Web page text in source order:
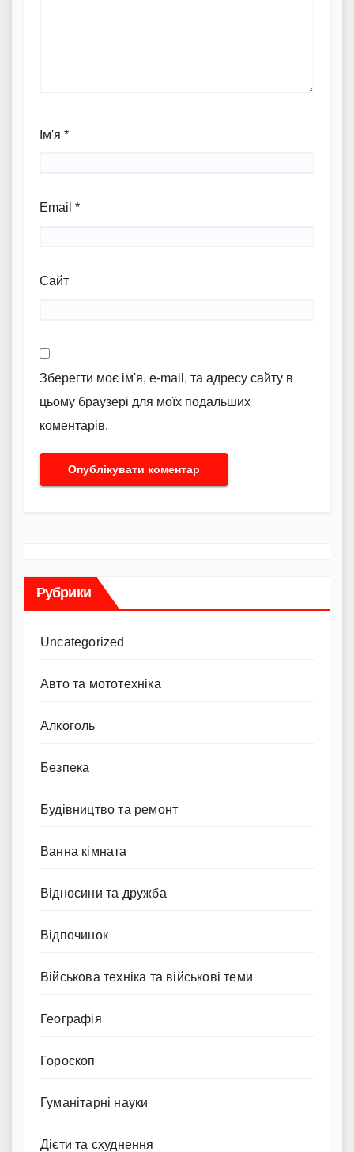
Ім'я *
Email *
Сайт
Зберегти моє ім'я, e-mail, та адресу сайту в
цьому браузері для моїх подальших
коментарів.
Рубрики
Uncategorized
Авто та мототехніка
Алкоголь
Безпека
Будівництво та ремонт
Ванна кімната
Відносини та дружба
Відпочинок
Військова техніка та військові теми
Географія
Гороскоп
Гуманітарні науки
Дієти та схуднення